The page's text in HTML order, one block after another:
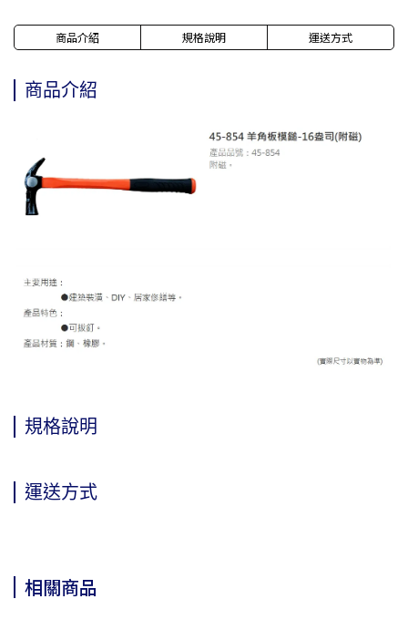
商品介紹 規格說明 運送方式
商品介紹
規格說明
運送方式
相關商品